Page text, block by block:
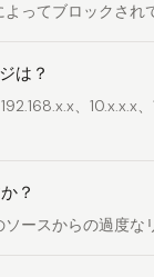
ってブロックされ
は？
、
？
ースからの過度な